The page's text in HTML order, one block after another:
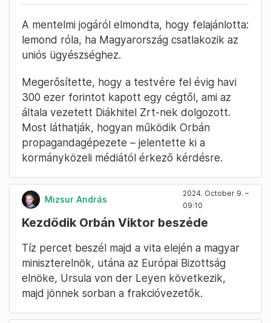
A mentelmi jogáról elmondta, hogy felajánlotta:
lemond róla, ha Magyarország csatlakozik az
uniós ügyészséghez.
Megerősítette, hogy a testvére fel évig havi
300 ezer forintot kapott egy cégtől, ami az
általa vezetett Diákhitel Zrt-nek dolgozott.
Most láthatják, hogyan működik Orbán
propagandagépezete – jelentette ki a
kormányközeli médiától érkező kérdésre.
Mizsur András
2024. October 9. –
09:10
Kezdődik Orbán Viktor beszéde
Tíz percet beszél majd a vita elején a magyar
miniszterelnök, utána az Európai Bizottság
elnöke, Ursula von der Leyen következik,
majd jönnek sorban a frakcióvezetők.